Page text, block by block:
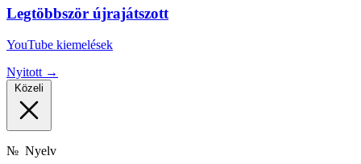
Legtöbbször újrajátszott
YouTube kiemelések
Nyitott →
Közeli
№ Nyelv